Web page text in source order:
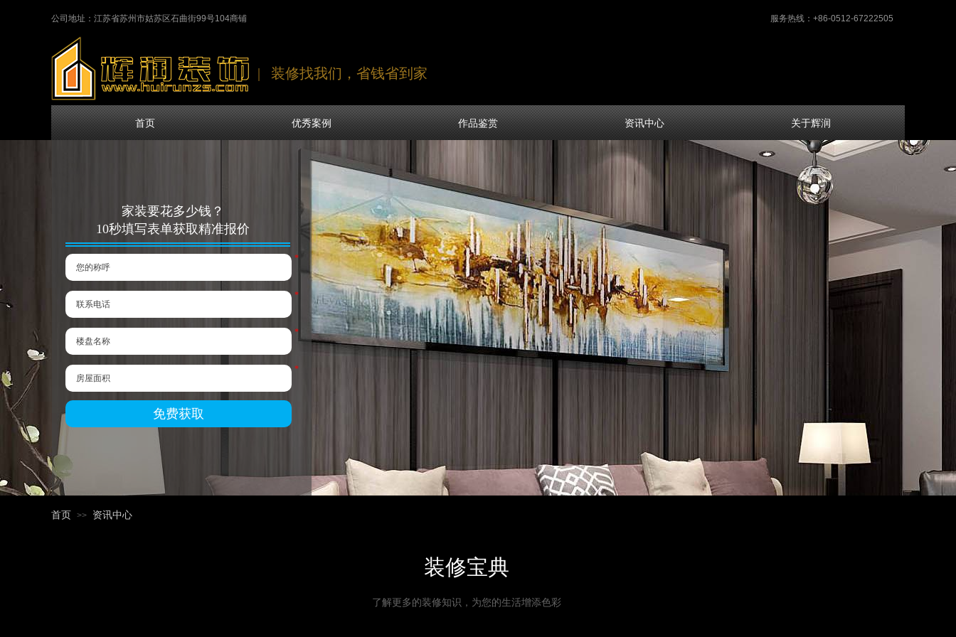
首页 优秀案例 作品鉴赏 资讯中心 关于辉润
| 装修找我们，省钱省到家
公司地址：江苏省苏州市姑苏区石曲街99号104商铺 服务热线：+86-0512-67222505
*
*
*
*
免费获取
家装要花多少钱？
10秒填写表单获取精准报价
装修宝典
了解更多的装修知识，为您的生活增添色彩
首页 >> 资讯中心